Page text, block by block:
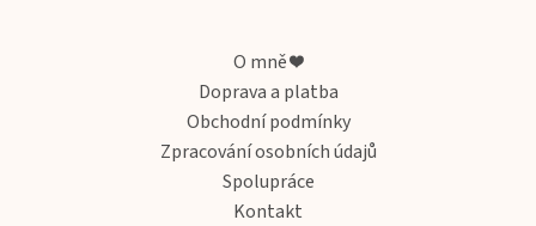
O mně ❤️
Doprava a platba
Obchodní podmínky
Zpracování osobních údajů
Spolupráce
Kontakt